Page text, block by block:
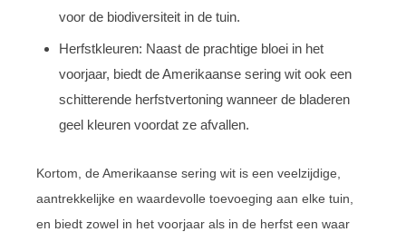
voor de biodiversiteit in de tuin.
Herfstkleuren: Naast de prachtige bloei in het
voorjaar, biedt de Amerikaanse sering wit ook een
schitterende herfstvertoning wanneer de bladeren
geel kleuren voordat ze afvallen.
Kortom, de Amerikaanse sering wit is een veelzijdige,
aantrekkelijke en waardevolle toevoeging aan elke tuin,
en biedt zowel in het voorjaar als in de herfst een waar